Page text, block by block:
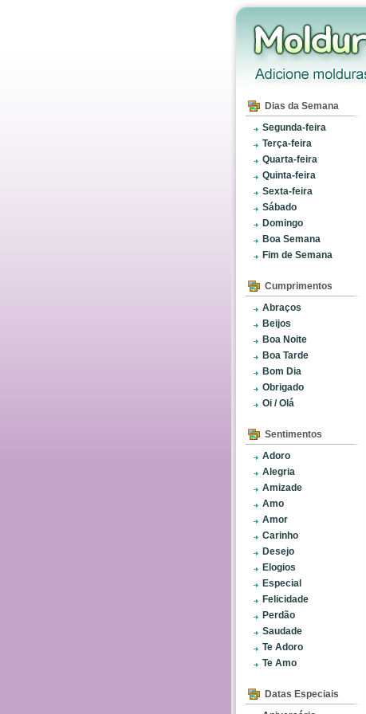
Dias da Semana
Segunda-feira
Terça-feira
Quarta-feira
Quinta-feira
Sexta-feira
Sábado
Domingo
Boa Semana
Fim de Semana
Cumprimentos
Abraços
Beijos
Boa Noite
Boa Tarde
Bom Dia
Obrigado
Oi / Olá
Sentimentos
Adoro
Alegria
Amizade
Amo
Amor
Carinho
Desejo
Elogios
Especial
Felicidade
Perdão
Saudade
Te Adoro
Te Amo
Datas Especiais